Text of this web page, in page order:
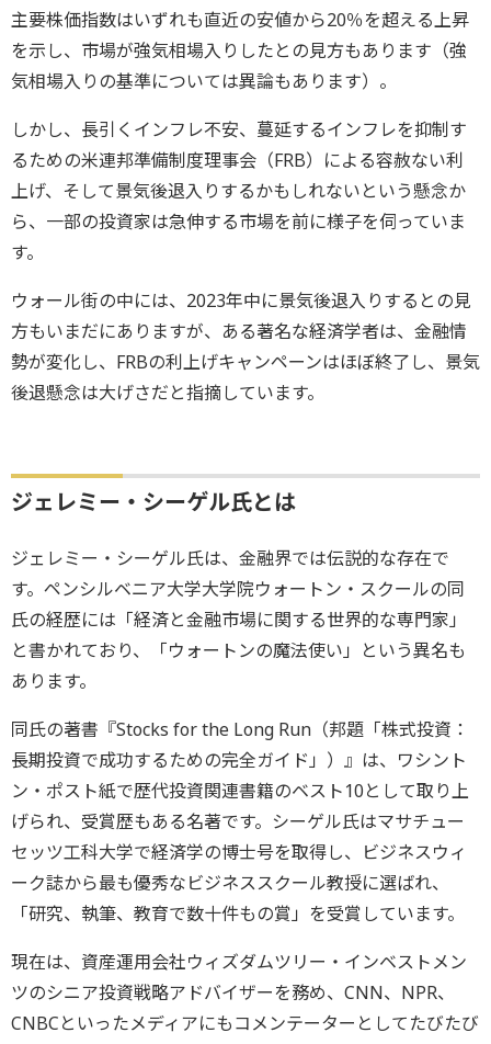
主要株価指数はいずれも直近の安値から20％を超える上昇
を示し、市場が強気相場入りしたとの見方もあります（強
気相場入りの基準については異論もあります）。
しかし、長引くインフレ不安、蔓延するインフレを抑制す
るための米連邦準備制度理事会（FRB）による容赦ない利
上げ、そして景気後退入りするかもしれないという懸念か
ら、一部の投資家は急伸する市場を前に様子を伺っていま
す。
ウォール街の中には、2023年中に景気後退入りするとの見
方もいまだにありますが、ある著名な経済学者は、金融情
勢が変化し、FRBの利上げキャンペーンはほぼ終了し、景気
後退懸念は大げさだと指摘しています。
ジェレミー・シーゲル氏とは
ジェレミー・シーゲル氏は、金融界では伝説的な存在で
す。ペンシルベニア大学大学院ウォートン・スクールの同
氏の経歴には「経済と金融市場に関する世界的な専門家」
と書かれており、「ウォートンの魔法使い」という異名も
あります。
同氏の著書『Stocks for the Long Run（邦題「株式投資：
長期投資で成功するための完全ガイド」）』は、ワシント
ン・ポスト紙で歴代投資関連書籍のベスト10として取り上
げられ、受賞歴もある名著です。シーゲル氏はマサチュー
セッツ工科大学で経済学の博士号を取得し、ビジネスウィ
ーク誌から最も優秀なビジネススクール教授に選ばれ、
「研究、執筆、教育で数十件もの賞」を受賞しています。
現在は、資産運用会社ウィズダムツリー・インベストメン
ツのシニア投資戦略アドバイザーを務め、CNN、NPR、
CNBCといったメディアにもコメンテーターとしてたびたび